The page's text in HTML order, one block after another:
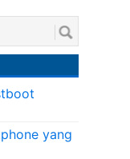
yang